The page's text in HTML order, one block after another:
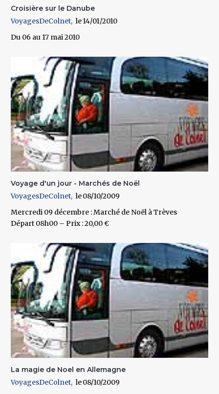
Croisière sur le Danube
VoyagesDeColnet
14/01/2010
Du 06 au 17 mai 2010
Voyage d'un jour - Marchés de Noël
VoyagesDeColnet
08/10/2009
Mercredi 09 décembre : Marché de Noël à Trèves
Départ 08h00 – Prix : 20,00 €
La magie de Noel en Allemagne
VoyagesDeColnet
08/10/2009